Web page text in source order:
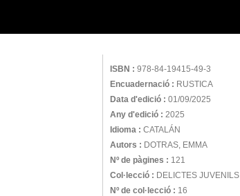
ISBN : 978-84-19415-49-3
Encuadernació : RUSTICA
Data d'edició : 01/09/2025
Any d'edició : 2025
Idioma : CATALÁN
Autors : DOTRAS, EMMA
Nº de pàgines : 121
Col·lecció : DELICTES JUVENILS
Nº de col·lecció : 16